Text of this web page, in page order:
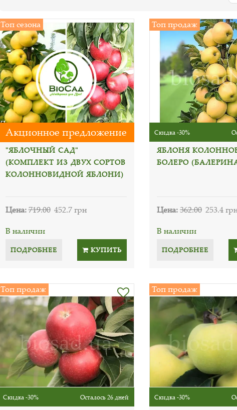
Топ сезона
Акционное предложение
"ЯБЛОЧНЫЙ САД"
(КОМПЛЕКТ ИЗ ДВУХ СОРТОВ
КОЛОННОВИДНОЙ ЯБЛОНИ)
Цена:719.00 452.7 грн
В наличии
ПОДРОБНЕЕ КУПИТЬ
Топ продаж
Скидка -30%
ЯБЛОНЯ
БОЛЕРО
Цена:362.00 253.4
В наличии
ПОДРОБНЕЕ
Топ продаж
Скидка -30% Осталось 26 дней
Топ продаж
Скидка -30%